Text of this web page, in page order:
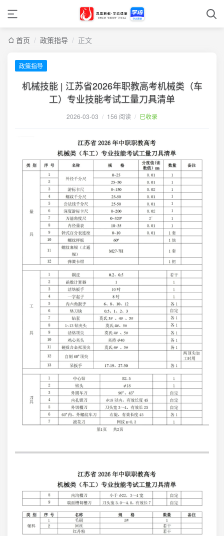
首页 / 政策指导 / 正文
政策指导
机械技能 | 江苏省2026年职教高考机械类（车
工）专业技能考试工量刀具清单
2026-03-03 / 156 阅读 / 已收录